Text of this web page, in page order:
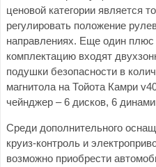
ценовой категории является
регулировать положение
направлениях. Еще один плюс
комплектацию входят
подушки безопасности в
магнитола на Тойота Камри
чейнджер – 6 дисков, 6
Среди дополнительного
круиз-контроль и
возможно приобрести